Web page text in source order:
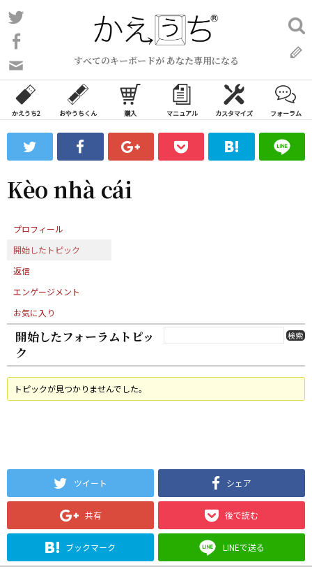
コ
ン
ン
ツ
ス
ッ
プ
すべてのキーボードが あなた専用になる
い
合
わ
フ
ォ
ー
ム
検
索:
かえうち2 おやうちくん 購入 マニュアル カスタマイズ フォーラム
Kèo nhà cái
プロフィール
開始したトピック
返信
エンゲージメント
お気に入り
開始したフォーラムトピッ
ク
トピックが見つかりませんでした。
ツイート シェア
共有 後で読む
ブックマーク LINEで送る